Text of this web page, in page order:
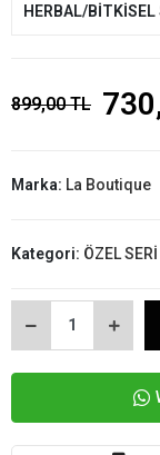
HERBAL/
899,00 TL
Marka: La Boutique
Kategori: ÖZEL